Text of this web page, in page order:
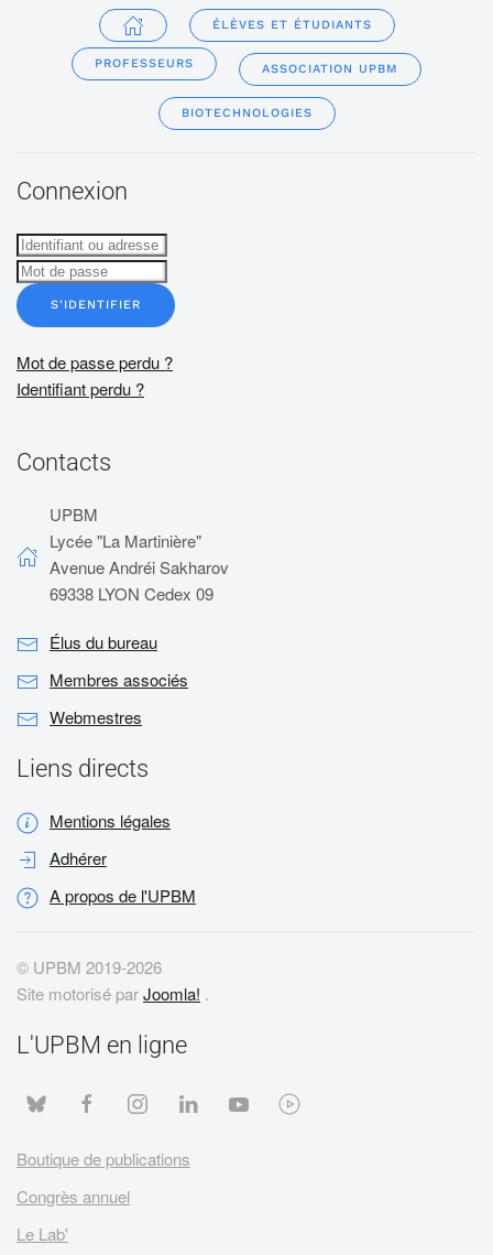
ÉLÈVES ET ÉTUDIANTS
PROFESSEURS ASSOCIATION UPBM
BIOTECHNOLOGIES
Connexion
S'IDENTIFIER
Mot de passe perdu ?
Identifiant perdu ?
Contacts
UPBM
Lycée "La Martinière"
Avenue Andréi Sakharov
69338 LYON Cedex 09
Élus du bureau
Membres associés
Webmestres
Liens directs
Mentions légales
Adhérer
A propos de l'UPBM
© UPBM 2019-2026
Site motorisé parJoomla! .
L'UPBM en ligne
Boutique de publications
Congrès annuel
Le Lab'